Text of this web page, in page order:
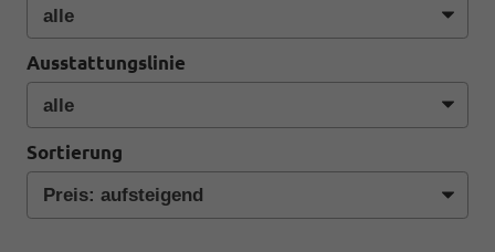
Ausstattungslinie
Sortierung